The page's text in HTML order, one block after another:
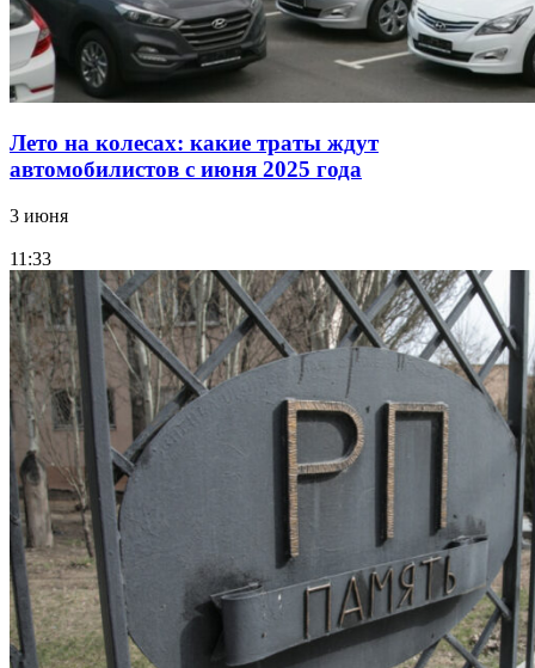
Лето на колесах: какие траты ждут
автомобилистов с июня 2025 года
3 июня
11:33